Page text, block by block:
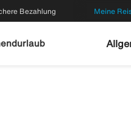
Bezahlung Meine